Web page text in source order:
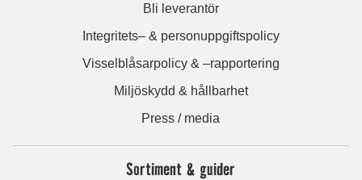
Bli leverantör
Integritets– & personuppgiftspolicy
Visselblåsarpolicy & –rapportering
Miljöskydd & hållbarhet
Press / media
Sortiment & guider